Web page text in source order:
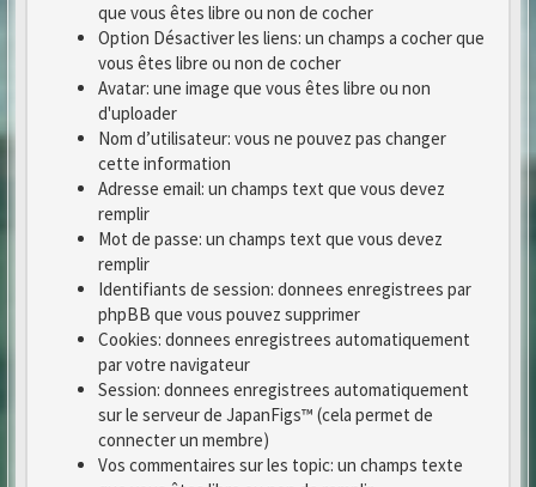
que vous êtes libre ou non de cocher
Option Désactiver les liens: un champs a cocher que
vous êtes libre ou non de cocher
Avatar: une image que vous êtes libre ou non
d'uploader
Nom d’utilisateur: vous ne pouvez pas changer
cette information
Adresse email: un champs text que vous devez
remplir
Mot de passe: un champs text que vous devez
remplir
Identifiants de session: donnees enregistrees par
phpBB que vous pouvez supprimer
Cookies: donnees enregistrees automatiquement
par votre navigateur
Session: donnees enregistrees automatiquement
sur le serveur de JapanFigs™ (cela permet de
connecter un membre)
Vos commentaires sur les topic: un champs texte